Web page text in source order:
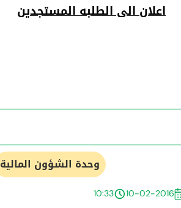
اعلان الى الطلبه المستجدين
وحدة الشؤون المالية
10-02-2016
10:33